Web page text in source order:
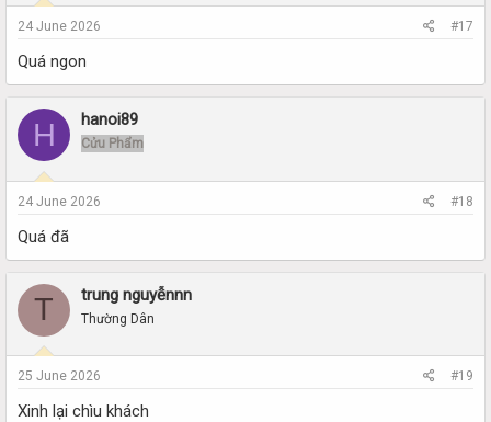
24 June 2026 #17
Quá ngon
H hanoi89
Cửu Phẩm
24 June 2026 #18
Quá đã
T trung nguyễnnn
Thường Dân
25 June 2026 #19
Xinh lại chìu khách